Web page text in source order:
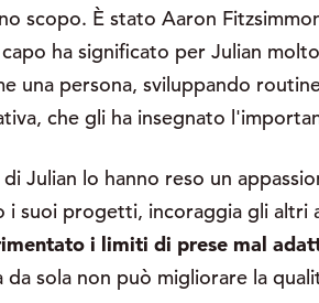
scopo. È stato Aaron
ha significato per Julian
una persona, sviluppando
che gli ha insegnato
Julian lo hanno reso un
i suoi progetti, incoraggia gli
i limiti di prese mal
sola non può migliorare la